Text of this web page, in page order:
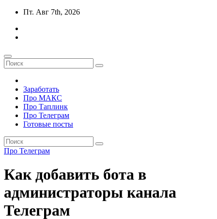
Перейти
содержимому
Пт. Авг 7th, 2026
Заработать
Про МАКС
Про Таплинк
Про Телеграм
Готовые посты
Про Телеграм
Как добавить бота в
администраторы канала
Телеграм